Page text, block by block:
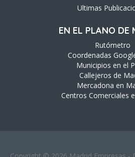
Ultimas
EN EL PLANO DE
Rutómetro
Coordenadas
Municipios en el
Callejeros de
Mercadona en
Centros Comerciales